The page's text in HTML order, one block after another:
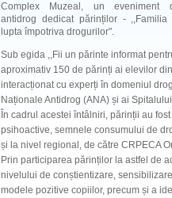
Complex Muzeal, un eveniment
antidrog dedicat părinților -
lupta împotriva drogurilor".
Sub egida ,,Fii un părinte informat
aproximativ 150 de părinți ai elevilor
interacționat cu experți în domeniul
Naționale Antidrog (ANA) și ai
În cadrul acestei întâlniri, părinții au
psihoactive, semnele consumului de
și la nivel regional, de către CRPECA
Prin participarea părinților la astfel de
nivelului de conștientizare,
modele pozitive copiilor, precum și a